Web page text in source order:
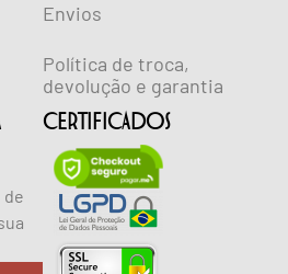
Envios
Política de troca,
devolução e garantia
de
CERTIFICADOS